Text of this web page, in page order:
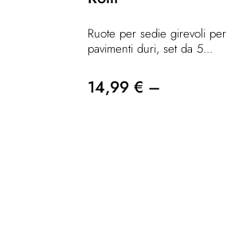
Ruote per sedie girevoli per
pavimenti duri, set da 5...
14,99 € –